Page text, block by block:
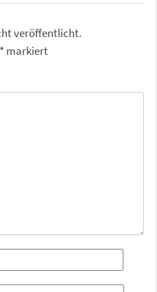
veröffentlicht.
* markiert